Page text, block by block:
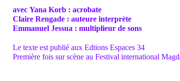
avec Yana Korb : acrobate
Claire Rengade : auteure interprète
Emmanuel Jessua : multiplieur de sons
Le texte est publié aux Edtions Espaces 34
Première fois sur scène au Festival international